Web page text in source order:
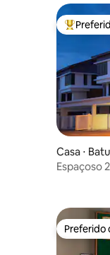
Entre os
Casa ⋅
Espaçoso
Preferido
Preferido